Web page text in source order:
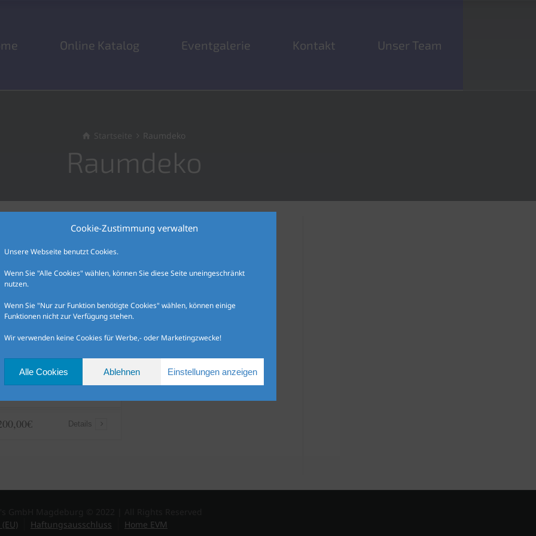
Cookie-Zustimmung verwalten
Unsere Webseite benutzt Cookies.
Wenn Sie "Alle Cookies" wählen, können Sie diese Seite uneingeschränkt
nutzen.
Wenn Sie "Nur zur Funktion benötigte Cookies" wählen, können einige
Funktionen nicht zur Verfügung stehen.
Wir verwenden keine Cookies für Werbe,- oder Marketingzwecke!
Alle Cookies Ablehnen Einstellungen anzeigen
Online Katalog Eventgalerie Kontakt Unser Team
Startseite Raumdeko
Raumdeko
Lichterkette
Details
Haftungsausschluss Home EVM